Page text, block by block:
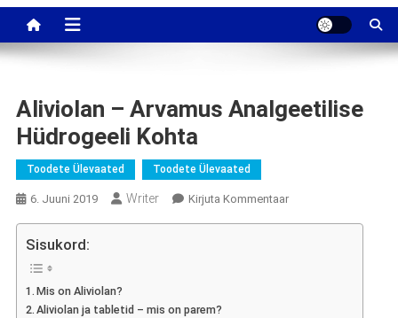
Aliviolan – Arvamus Analgeetilise
Hüdrogeeli Kohta
Toodete Ülevaated Toodete Ülevaated
6. Juuni 2019 Writer Kirjuta KommentaarOn
Sisukord:
Mis on Aliviolan?
Aliviolan ja tabletid – mis on parem?